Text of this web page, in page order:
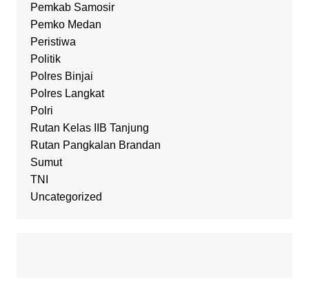
Pemkab Samosir
Pemko Medan
Peristiwa
Politik
Polres Binjai
Polres Langkat
Polri
Rutan Kelas IIB Tanjung
Rutan Pangkalan Brandan
Sumut
TNI
Uncategorized